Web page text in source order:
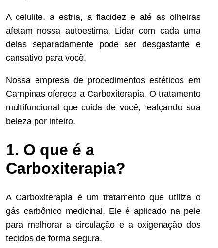
A celulite, a estria, a flacidez e até as olheiras
afetam nossa autoestima. Lidar com cada uma
delas separadamente pode ser desgastante e
cansativo para você.
Nossa empresa de procedimentos estéticos em
Campinas oferece a Carboxiterapia. O tratamento
multifuncional que cuida de você, realçando sua
beleza por inteiro.
1. O que é a
Carboxiterapia?
A Carboxiterapia é um tratamento que utiliza o
gás carbônico medicinal. Ele é aplicado na pele
para melhorar a circulação e a oxigenação dos
tecidos de forma segura.